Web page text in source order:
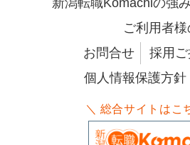
ご利用者
お問合せ
採用
個人情報保護方針
＼ 総合サイトはこ